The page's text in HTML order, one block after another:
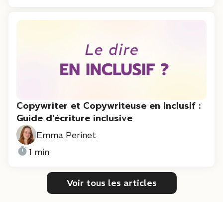
Copywriter et Copywriteuse en inclusif :
Guide d'écriture inclusive
Emma Perinet
1 min
Voir tous les articles